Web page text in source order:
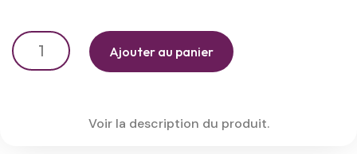
Ajouter au panier
Voir la description du produit.